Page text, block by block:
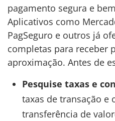
pagamento segura e
Aplicativos como
PagSeguro e outros já
completas para receber
aproximação. Antes de
Pesquise taxas e
taxas de transação e
transferência de